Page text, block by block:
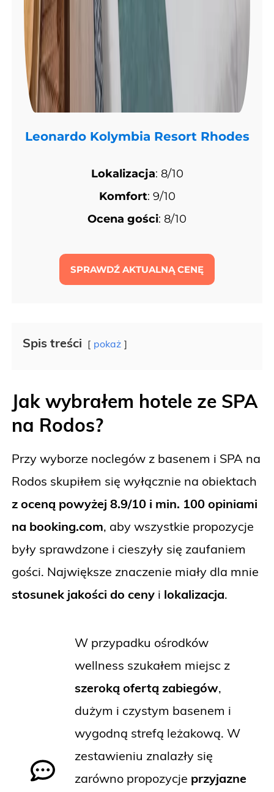
Leonardo Kolymbia Resort Rhodes
Lokalizacja: 8/10
Komfort: 9/10
Ocena gości: 8/10
SPRAWDŹ AKTUALNĄ CENĘ
Spis treści pokaż
Jak wybrałem hotele ze SPA
na Rodos?
Przy wyborze noclegów z basenem i SPA na
Rodos skupiłem się wyłącznie na obiektach
z oceną powyżej 8.9/10 i min. 100 opiniami
na booking.com, aby wszystkie propozycje
były sprawdzone i cieszyły się zaufaniem
gości. Największe znaczenie miały dla mnie
stosunek jakości do ceny i lokalizacja.
W przypadku ośrodków
wellness szukałem miejsc z
szeroką ofertą zabiegów,
dużym i czystym basenem i
wygodną strefą leżakową. W
zestawieniu znalazły się
zarówno propozycje przyjazne